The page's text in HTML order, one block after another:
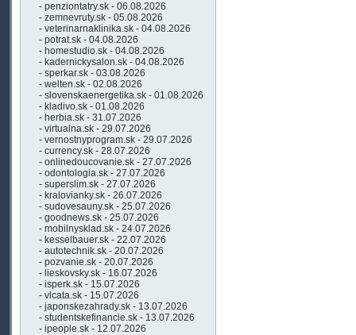
- penziontatry.sk - 06.08.2026
- zemnevruty.sk - 05.08.2026
- veterinarnaklinika.sk - 04.08.2026
- potrat.sk - 04.08.2026
- homestudio.sk - 04.08.2026
- kadernickysalon.sk - 04.08.2026
- sperkar.sk - 03.08.2026
- welten.sk - 02.08.2026
- slovenskaenergetika.sk - 01.08.2026
- kladivo.sk - 01.08.2026
- herbia.sk - 31.07.2026
- virtualna.sk - 29.07.2026
- vernostnyprogram.sk - 29.07.2026
- currency.sk - 28.07.2026
- onlinedoucovanie.sk - 27.07.2026
- odontologia.sk - 27.07.2026
- superslim.sk - 27.07.2026
- kralovianky.sk - 26.07.2026
- sudovesauny.sk - 25.07.2026
- goodnews.sk - 25.07.2026
- mobilnysklad.sk - 24.07.2026
- kesselbauer.sk - 22.07.2026
- autotechnik.sk - 20.07.2026
- pozvanie.sk - 20.07.2026
- lieskovsky.sk - 16.07.2026
- isperk.sk - 15.07.2026
- vlcata.sk - 15.07.2026
- japonskezahrady.sk - 13.07.2026
- studentskefinancie.sk - 13.07.2026
- ipeople.sk - 12.07.2026